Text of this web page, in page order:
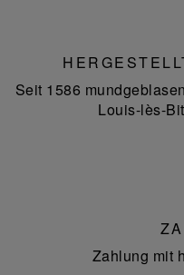
Seit 1586
Louis-lès-
Zahlung mit